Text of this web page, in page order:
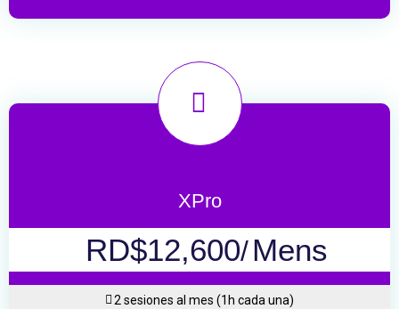
XPro
RD$12,600/Mens
2 sesiones al mes (1h cada una)